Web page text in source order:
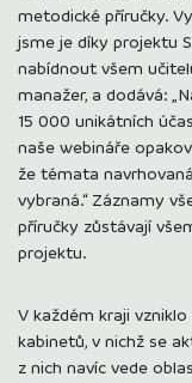
metodické příručky.
jsme je díky projektu
nabídnout všem
manažer, a dodává:
15 000 unikátních
naše webináře
že témata
vybraná.“ Záznamy
příručky zůstávají
projektu.
V každém kraji
kabinetů, v nichž se
z nich navíc vede